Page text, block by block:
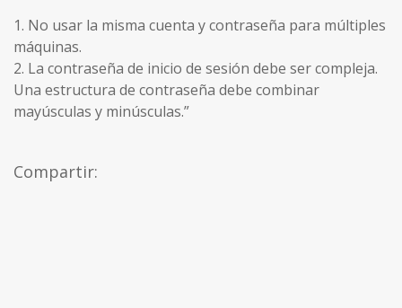
1. No usar la misma cuenta y contraseña para múltiples
máquinas.
2. La contraseña de inicio de sesión debe ser compleja.
Una estructura de contraseña debe combinar
mayúsculas y minúsculas.”
Compartir: